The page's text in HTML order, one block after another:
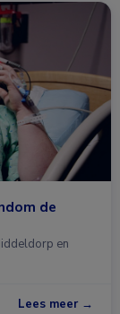
de
en
Lees meer →